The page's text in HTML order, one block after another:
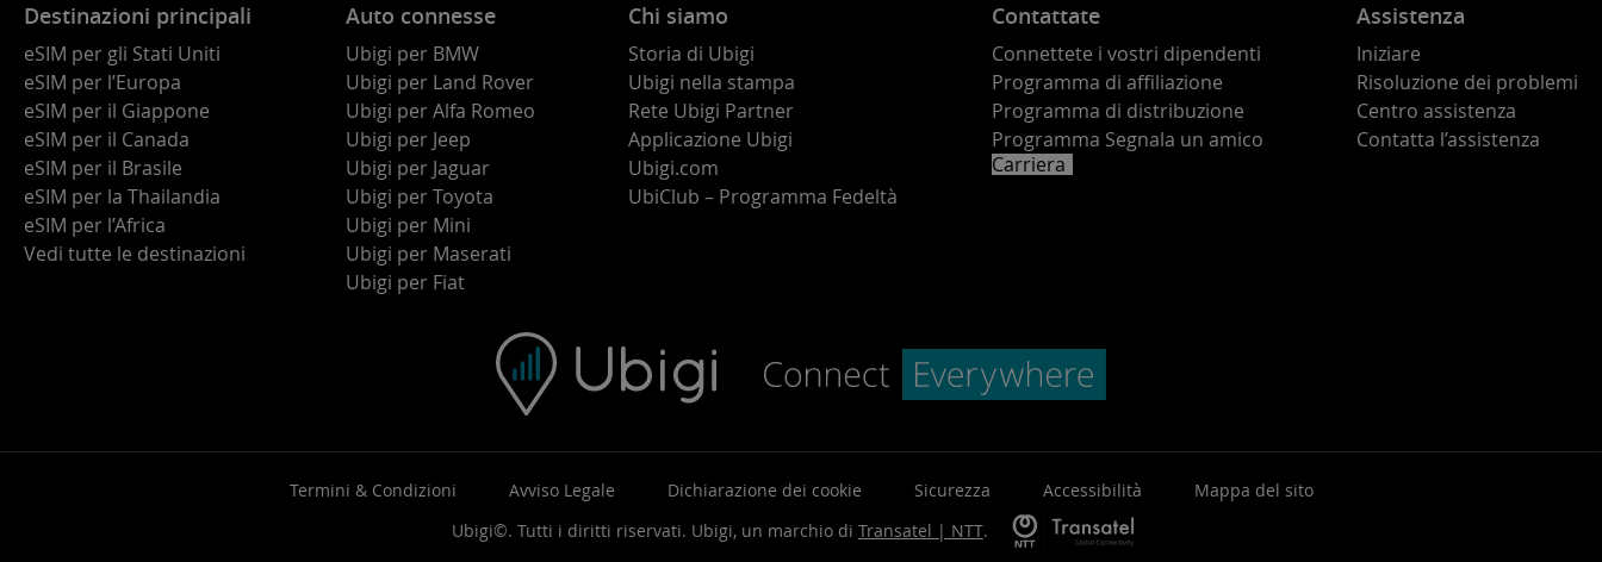
Destinazioni principali
eSIM per gli Stati Uniti
eSIM per l’Europa
eSIM per il Giappone
eSIM per il Canada
eSIM per il Brasile
eSIM per la Thailandia
eSIM per l’Africa
Vedi tutte le destinazioni
Auto connesse
Ubigi per BMW
Ubigi per Land Rover
Ubigi per Alfa Romeo
Ubigi per Jeep
Ubigi per Jaguar
Ubigi per Toyota
Ubigi per Mini
Ubigi per Maserati
Ubigi per Fiat
Chi siamo
Storia di Ubigi
Ubigi nella stampa
Rete Ubigi Partner
Applicazione Ubigi
Ubigi.com
UbiClub – Programma Fedeltà
Contattate
Connettete i vostri dipendenti
Programma di affiliazione
Programma di distribuzione
Programma Segnala un amico
Carriera
Assistenza
Iniziare
Risoluzione dei problemi
Centro assistenza
Contatta l’assistenza
Termini & Condizioni Avviso Legale Dichiarazione dei cookie Sicurezza Accessibilità
Mappa del sito
Ubigi©. Tutti i diritti riservati. Ubigi, un marchio di Transatel | NTT.